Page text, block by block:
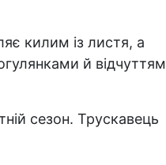
килим із листя, а
й відчуттям
сезон. Трускавець